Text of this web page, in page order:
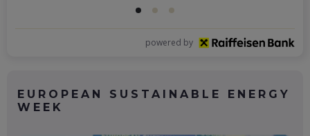
powered by
EUROPEAN SUSTAINABLE ENERGY
WEEK